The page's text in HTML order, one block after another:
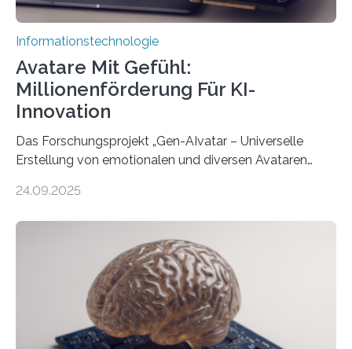
Informationstechnologie
Avatare Mit Gefühl:
Millionenförderung Für KI-
Innovation
Das Forschungsprojekt „Gen-AIvatar – Universelle
Erstellung von emotionalen und diversen Avataren
Förderung in Höhe von rund 2 Millionen Euro. Dabei
der Universität Bonn und der TH Köln gemeinsam mit
der MindPort GmbH eine neuartige, KI-gestützte
Lösung zur Erzeugung von Emotionen für realistische
Avatare. Gen-AIvatar entwickelt innovative und
kosteneffiziente Methoden, um lebensechte Avatare zu
erstellen. „Besonders wichtig ist uns eine ganzheitliche
24.09.2025